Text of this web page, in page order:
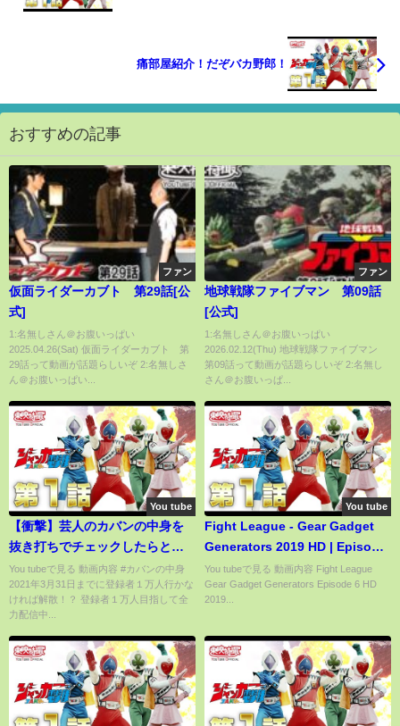
痛部屋紹介！だぞバカ野郎！
おすすめの記事
ファン
仮面ライダーカブト 第29話[公
式]
1:名無しさん＠お腹いっぱい
2025.04.26(Sat) 仮面ライダーカブト 第
29話って動画が話題らしいぞ 2:名無しさ
ん＠お腹いっぱい...
ファン
地球戦隊ファイブマン 第09話
[公式]
1:名無しさん＠お腹いっぱい
2026.02.12(Thu) 地球戦隊ファイブマン
第09話って動画が話題らしいぞ 2:名無し
さん＠お腹いっぱ...
You tube
【衝撃】芸人のカバンの中身を
抜き打ちでチェックしたらとん
でもないもの出てきた
You tubeで見る 動画内容 #カバンの中身
2021年3月31日までに登録者１万人行かな
ければ解散！？ 登録者１万人目指して全
力配信中...
You tube
Fight League - Gear Gadget
Generators 2019 HD | Episode
6 (English Sub)
You tubeで見る 動画内容 Fight League
Gear Gadget Generators Episode 6 HD
2019...